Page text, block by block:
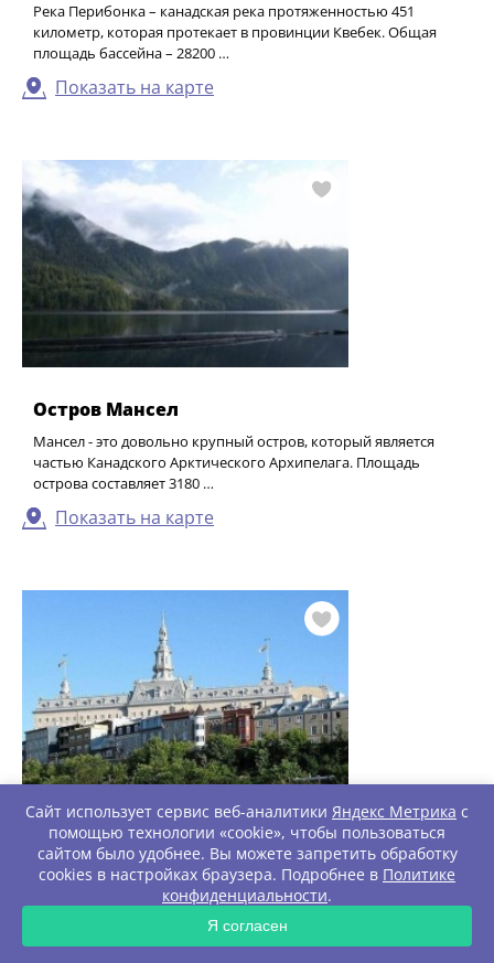
Река Перибонка – канадская река протяженностью 451
километр, которая протекает в провинции Квебек. Общая
площадь бассейна – 28200 …
Показать на карте
Остров Мансел
Мансел - это довольно крупный остров, который является
частью Канадского Арктического Архипелага. Площадь
острова составляет 3180 …
Показать на карте
Университет Лаваля
Университет Лаваля в городе Квебек – старейший
университет Канады и один из четырех старейших
Показать на карте
Сайт использует сервис веб-аналитики Яндекс Метрика с
помощью технологии «cookie», чтобы пользоваться
сайтом было удобнее. Вы можете запретить обработку
cookies в настройках браузера. Подробнее в Политике
конфиденциальности.
Я согласен
ЗАПРОС